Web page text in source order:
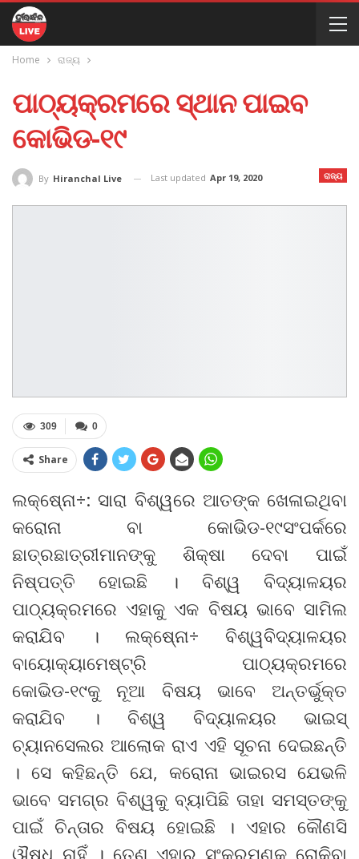
Home ରାଜ୍ୟ
ପାଠ୍ୟକ୍ରମରେ ସ୍ଥାନ ପାଇବ
କୋଭିଡ-୧୯
ରାଜ୍ୟ
By Hiranchal Live Last updated Apr 19, 2020
0
309
Share
ଲକ୍ଷେ୍ନା÷: ସାରା ବିଶ୍ୱରେ ଆତଙ୍କ ଖେଳାଇଥିବା
କରୋନା ବା କୋଭିଡ-୧୯ସଂପର୍କରେ
ଛାତ୍ରଛାତ୍ରୀମାନଙ୍କୁ ଶିକ୍ଷା ଦେବା ପାଇଁ
ନିଷ୍ପତ୍ତି ହୋଇଛି । ବିଶ୍ୱ ବିଦ୍ୟାଳୟର
ପାଠ୍ୟକ୍ରମରେ ଏହାକୁ ଏକ ବିଷୟ ଭାବେ ସାମିଲ
କରାଯିବ । ଲକ୍ଷେ୍ନା÷ ବିଶ୍ୱବିଦ୍ୟାଳୟର
ବାୟୋକ୍ୟାମେଷ୍ଟ୍ରି ପାଠ୍ୟକ୍ରମରେ
କୋଭିଡ-୧୯କୁ ନୂଆ ବିଷୟ ଭାବେ ଅନ୍ତର୍ଭୁକ୍ତ
କରାଯିବ । ବିଶ୍ୱ ବିଦ୍ୟାଳୟର ଭାଇସ୍
ଚ୍ୟାନସେଲର ଆଲୋକ ରାଏ ଏହି ସୂଚନା ଦେଇଛନ୍ତି
। ସେ କହିଛନ୍ତି ଯେ, କରୋନା ଭାଇରସ ଯେଭଳି
ଭାବେ ସମଗ୍ର ବିଶ୍ୱକୁ ବ୍ୟାପିଛି ତାହା ସମସ୍ତଙ୍କୁ
ପାଇଁ ଚିନ୍ତାର ବିଷୟ ହୋଇଛି । ଏହାର କୌଣସି
ଔଷଧ ନାହିଁ । ତେଣୁ ଏହାର ସଂକ୍ରମଣକୁ ରୋକିବା